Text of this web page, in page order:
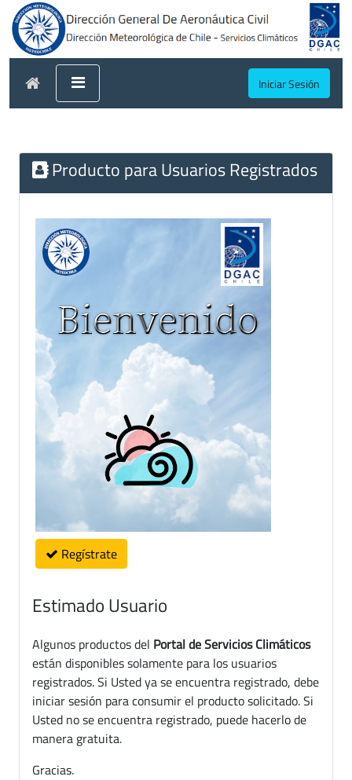
Iniciar Sesión
Producto para Usuarios Registrados
Regístrate
Estimado Usuario
Algunos productos del Portal de Servicios Climáticos
están disponibles solamente para los usuarios
registrados. Si Usted ya se encuentra registrado, debe
iniciar sesión para consumir el producto solicitado. Si
Usted no se encuentra registrado, puede hacerlo de
manera gratuita.
Gracias.